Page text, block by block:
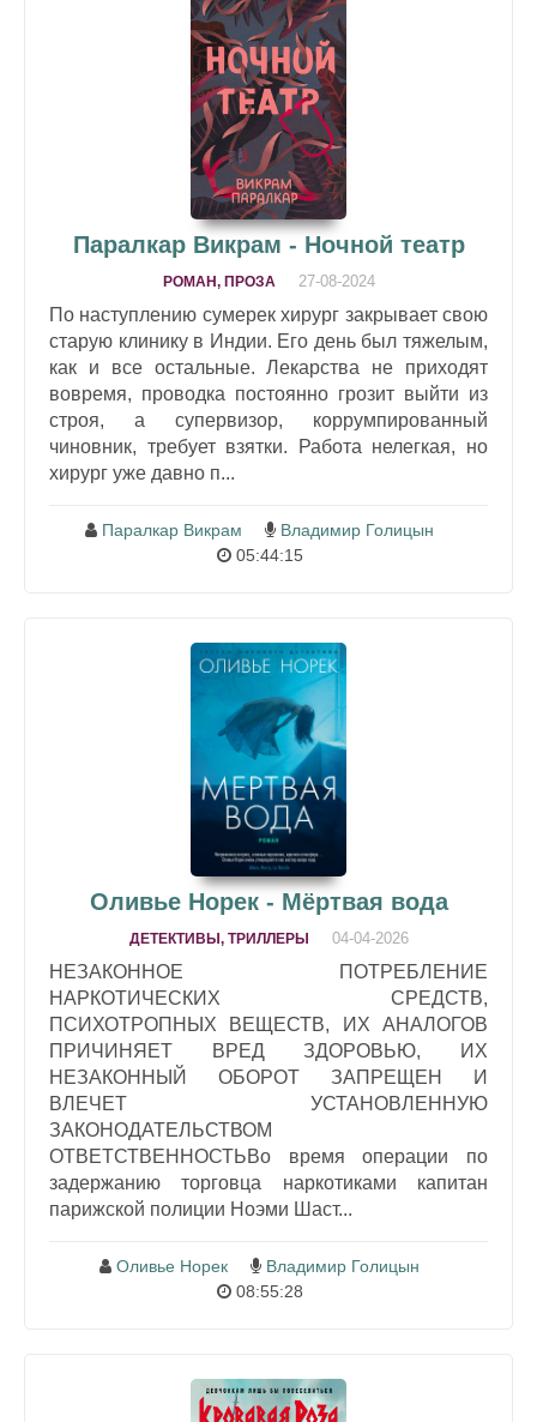
Паралкар Викрам - Ночной театр
РОМАН, ПРОЗА 27-08-2024
По наступлению сумерек хирург закрывает свою
старую клинику в Индии. Его день был тяжелым,
как и все остальные. Лекарства не приходят
вовремя, проводка постоянно грозит выйти из
строя, а супервизор, коррумпированный
чиновник, требует взятки. Работа нелегкая, но
хирург уже давно п...
Паралкар Викрам
Владимир Голицын
05:44:15
Оливье Норек - Мёртвая вода
ДЕТЕКТИВЫ, ТРИЛЛЕРЫ 04-04-2026
НЕЗАКОННОЕ ПОТРЕБЛЕНИЕ
НАРКОТИЧЕСКИХ СРЕДСТВ,
ПСИХОТРОПНЫХ ВЕЩЕСТВ, ИХ АНАЛОГОВ
ПРИЧИНЯЕТ ВРЕД ЗДОРОВЬЮ, ИХ
НЕЗАКОННЫЙ ОБОРОТ ЗАПРЕЩЕН И
ВЛЕЧЕТ УСТАНОВЛЕННУЮ
ЗАКОНОДАТЕЛЬСТВОМ
ОТВЕТСТВЕННОСТЬВо время операции по
задержанию торговца наркотиками капитан
парижской полиции Ноэми Шаст...
Оливье Норек
Владимир Голицын
08:55:28